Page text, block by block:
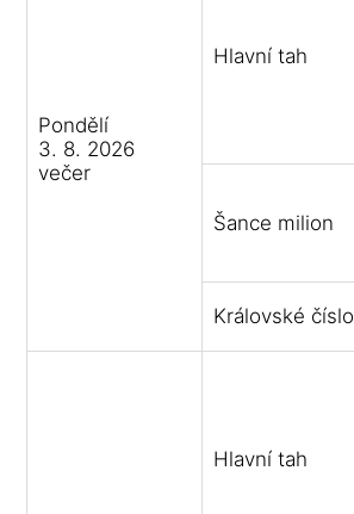
Pondělí
3. 8. 2026
večer
Hlavní tah
Šance milion
Královské číslo
Hlavní tah